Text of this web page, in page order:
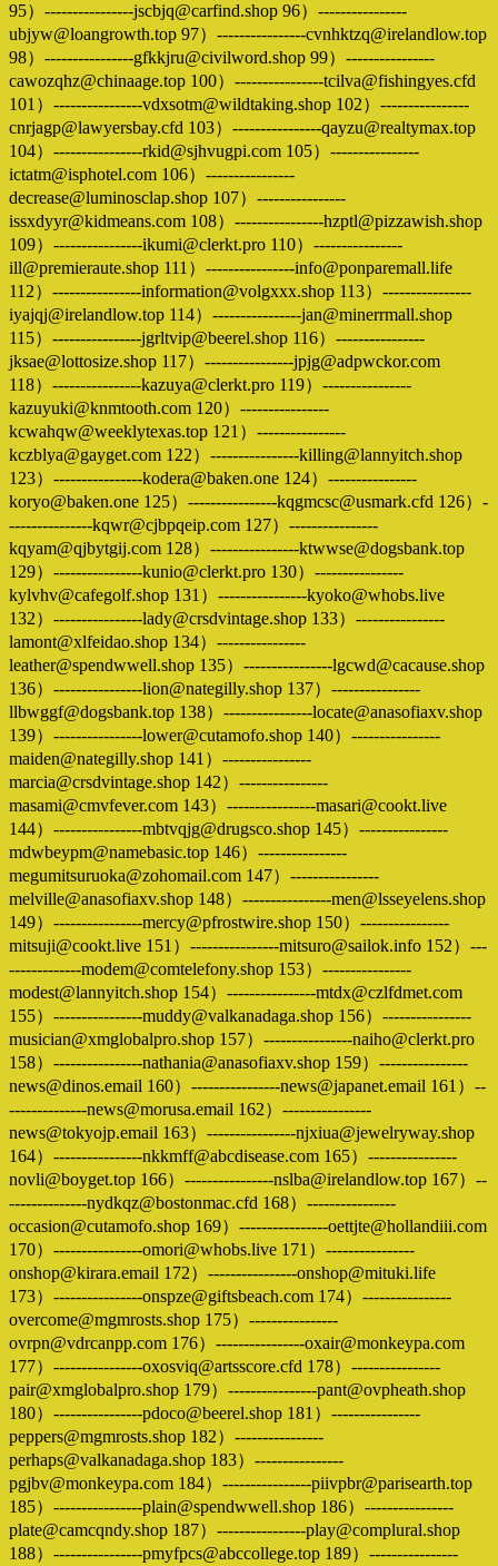
95）----------------jscbjq@carfind.shop 96）----------------
ubjyw@loangrowth.top 97）----------------cvnhktzq@irelandlow.top
98）----------------gfkkjru@civilword.shop 99）----------------
cawozqhz@chinaage.top 100）----------------tcilva@fishingyes.cfd
101）----------------vdxsotm@wildtaking.shop 102）----------------
cnrjagp@lawyersbay.cfd 103）----------------qayzu@realtymax.top
104）----------------rkid@sjhvugpi.com 105）----------------
ictatm@isphotel.com 106）----------------
decrease@luminosclap.shop 107）----------------
issxdyyr@kidmeans.com 108）----------------hzptl@pizzawish.shop
109）----------------ikumi@clerkt.pro 110）----------------
ill@premieraute.shop 111）----------------info@ponparemall.life
112）----------------information@volgxxx.shop 113）----------------
iyajqj@irelandlow.top 114）----------------jan@minerrmall.shop
115）----------------jgrltvip@beerel.shop 116）----------------
jksae@lottosize.shop 117）----------------jpjg@adpwckor.com
118）----------------kazuya@clerkt.pro 119）----------------
kazuyuki@knmtooth.com 120）----------------
kcwahqw@weeklytexas.top 121）----------------
kczblya@gayget.com 122）----------------killing@lannyitch.shop
123）----------------kodera@baken.one 124）----------------
koryo@baken.one 125）----------------kqgmcsc@usmark.cfd 126）-
---------------kqwr@cjbpqeip.com 127）----------------
kqyam@qjbytgij.com 128）----------------ktwwse@dogsbank.top
129）----------------kunio@clerkt.pro 130）----------------
kylvhv@cafegolf.shop 131）----------------kyoko@whobs.live
132）----------------lady@crsdvintage.shop 133）----------------
lamont@xlfeidao.shop 134）----------------
leather@spendwwell.shop 135）----------------lgcwd@cacause.shop
136）----------------lion@nategilly.shop 137）----------------
llbwggf@dogsbank.top 138）----------------locate@anasofiaxv.shop
139）----------------lower@cutamofo.shop 140）----------------
maiden@nategilly.shop 141）----------------
marcia@crsdvintage.shop 142）----------------
masami@cmvfever.com 143）----------------masari@cookt.live
144）----------------mbtvqjg@drugsco.shop 145）----------------
mdwbeypm@namebasic.top 146）----------------
megumitsuruoka@zohomail.com 147）----------------
melville@anasofiaxv.shop 148）----------------men@lsseyelens.shop
149）----------------mercy@pfrostwire.shop 150）----------------
mitsuji@cookt.live 151）----------------mitsuro@sailok.info 152）---
-------------modem@comtelefony.shop 153）----------------
modest@lannyitch.shop 154）----------------mtdx@czlfdmet.com
155）----------------muddy@valkanadaga.shop 156）----------------
musician@xmglobalpro.shop 157）----------------naiho@clerkt.pro
158）----------------nathania@anasofiaxv.shop 159）----------------
news@dinos.email 160）----------------news@japanet.email 161）--
--------------news@morusa.email 162）----------------
news@tokyojp.email 163）----------------njxiua@jewelryway.shop
164）----------------nkkmff@abcdisease.com 165）----------------
novli@boyget.top 166）----------------nslba@irelandlow.top 167）--
--------------nydkqz@bostonmac.cfd 168）----------------
occasion@cutamofo.shop 169）----------------oettjte@hollandiii.com
170）----------------omori@whobs.live 171）----------------
onshop@kirara.email 172）----------------onshop@mituki.life
173）----------------onspze@giftsbeach.com 174）----------------
overcome@mgmrosts.shop 175）----------------
ovrpn@vdrcanpp.com 176）----------------oxair@monkeypa.com
177）----------------oxosviq@artsscore.cfd 178）----------------
pair@xmglobalpro.shop 179）----------------pant@ovpheath.shop
180）----------------pdoco@beerel.shop 181）----------------
peppers@mgmrosts.shop 182）----------------
perhaps@valkanadaga.shop 183）----------------
pgjbv@monkeypa.com 184）----------------piivpbr@parisearth.top
185）----------------plain@spendwwell.shop 186）----------------
plate@camcqndy.shop 187）----------------play@complural.shop
188）----------------pmyfpcs@abccollege.top 189）----------------